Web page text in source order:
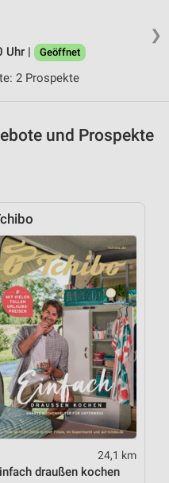
❯
Uhr |
Geöffnet
2 Prospekte
und Prospekte
24,1 km
draußen kochen
oder
Angebote
Auswahl von